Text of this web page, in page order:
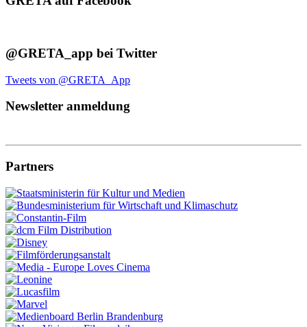
@GRETA_app bei Twitter
Tweets von @GRETA_App
Newsletter anmeldung
Partners